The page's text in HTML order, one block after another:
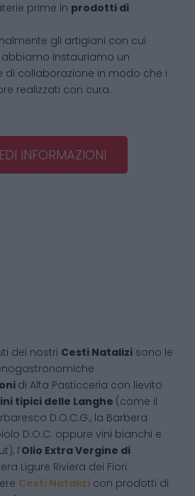
prime in prodotti di
gli artigiani con cui
instauriamo un
di collaborazione in modo che i
realizzati con cura.
INFORMAZIONI
dei nostri Cesti Natalizi sono le
di Alta Pasticceria con lievito
tipici delle Langhe (come il
D.O.C.G., la Barbera
D.O.C. oppure vini bianchi e
l’Olio Extra Vergine di
Ligure Riviera dei Fiori.
Cesti Natalizi con prodotti di